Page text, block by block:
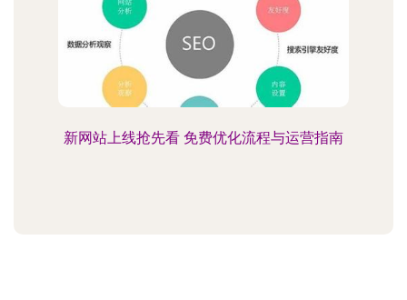
新网站上线抢先看 免费优化流程与运营指南